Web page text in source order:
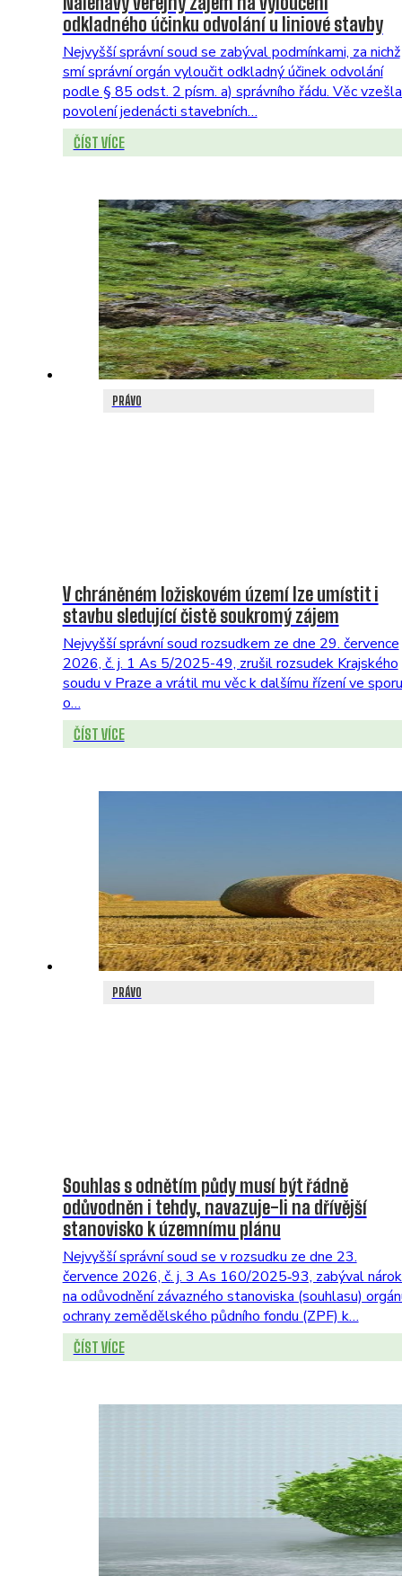
odkladného účinku odvolání u liniové stavby
Nejvyšší správní soud se zabýval podmínkami, za nichž
smí správní orgán vyloučit odkladný účinek odvolání
podle § 85 odst. 2 písm. a) správního řádu. Věc
povolení jedenácti stavebních…
ČÍST VÍCE
PRÁVO
V chráněném ložiskovém území lze umístit i
stavbu sledující čistě soukromý zájem
Nejvyšší správní soud rozsudkem ze dne 29. července
2026, č. j. 1 As 5/2025-49, zrušil rozsudek Krajského
soudu v Praze a vrátil mu věc k dalšímu řízení ve sporu
o…
ČÍST VÍCE
PRÁVO
Souhlas s odnětím půdy musí být řádně
odůvodněn i tehdy, navazuje-li na dřívější
stanovisko k územnímu plánu
Nejvyšší správní soud se v rozsudku ze dne 23.
července 2026, č. j. 3 As 160/2025‑93, zabýval
na odůvodnění závazného stanoviska (souhlasu)
ochrany zemědělského půdního fondu (ZPF) k…
ČÍST VÍCE